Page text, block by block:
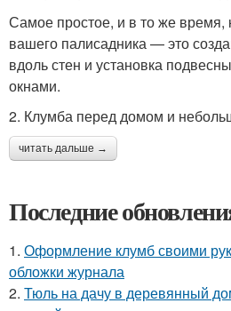
Самое простое, и в то же
вашего палисадника — это
вдоль стен и установка
окнами.
2. Клумба перед домом и
читать дальше →
Последние
1. Оформление клумб своими
обложки журнала
2. Тюль на дачу в деревянный